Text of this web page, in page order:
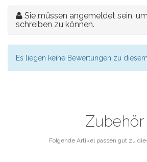
Sie müssen angemeldet sein,
schreiben zu können.
Es liegen keine Bewertungen zu
Zubehör
Folgende Artikel passen gut zu